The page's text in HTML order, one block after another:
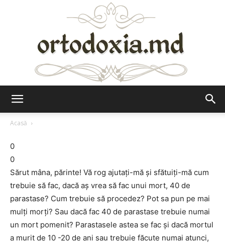
Acasă
0
0
Sărut mâna, părinte! Vă rog ajutaţi-mă şi sfătuiţi-mă cum
trebuie să fac, dacă aş vrea să fac unui mort, 40 de
parastase? Cum trebuie să procedez? Pot sa pun pe mai
mulţi morţi? Sau dacă fac 40 de parastase trebuie numai
un mort pomenit? Parastasele astea se fac şi dacă mortul
a murit de 10 -20 de ani sau trebuie făcute numai atunci,